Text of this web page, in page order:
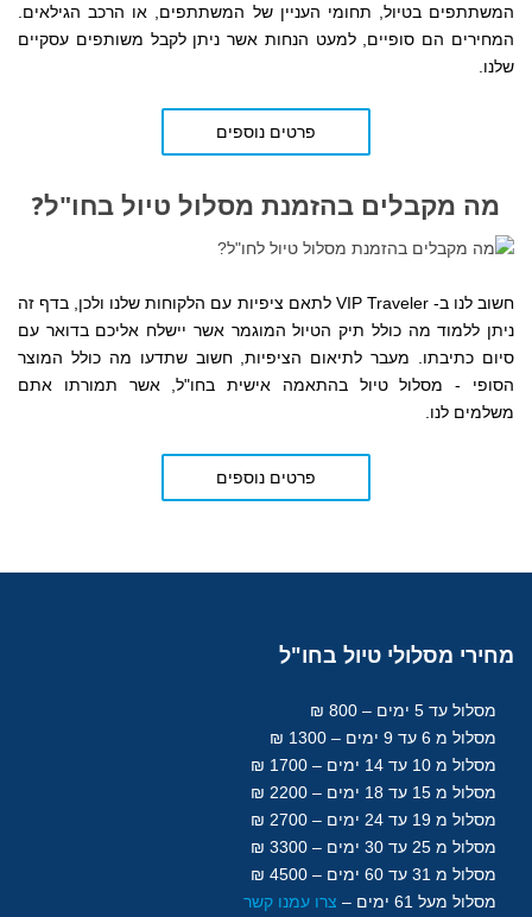
המשתתפים בטיול, תחומי העניין של המשתתפים, או הרכב הגילאים.
המחירים הם סופיים, למעט הנחות אשר ניתן לקבל משותפים עסקיים
שלנו.
פרטים נוספים
מה מקבלים בהזמנת מסלול טיול בחו"ל?
חשוב לנו ב- VIP Traveler לתאם ציפיות עם הלקוחות שלנו ולכן, בדף זה
ניתן ללמוד מה כולל תיק הטיול המוגמר אשר יישלח אליכם בדואר עם
סיום כתיבתו. מעבר לתיאום הציפיות, חשוב שתדעו מה כולל המוצר
הסופי - מסלול טיול בהתאמה אישית בחו"ל, אשר תמורתו אתם
משלמים לנו.
פרטים נוספים
מחירי מסלולי טיול בחו"ל
מסלול עד 5 ימים – 800 ₪
מסלול מ 6 עד 9 ימים – 1300 ₪
מסלול מ 10 עד 14 ימים – 1700 ₪
מסלול מ 15 עד 18
ימים – 2200 ₪
מסלול מ 19 עד 24 ימים – 2700 ₪
מסלול מ 25 עד 30
ימים – 3300 ₪
מסלול מ 31 עד 60
ימים – 4500 ₪
מסלול מעל 61
ימים – צרו עמנו קשר